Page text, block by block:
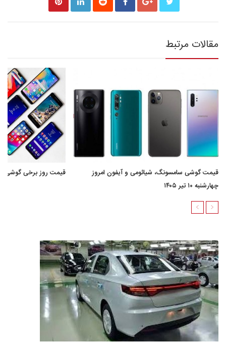
مقالات مرتبط
قیمت گوشی سامسونگ، شیائومی و آیفون امروز
چهارشنبه ۱۰ تیر ۱۴۰۵
قیمت روز برخی گوشی های